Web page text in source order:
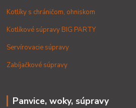
Kotlíky s chráničom, ohniskom
Kotlíkové súpravy BIG PARTY
Servírovacie súpravy
Zabíjačkové súpravy
Panvice, woky, súpravy